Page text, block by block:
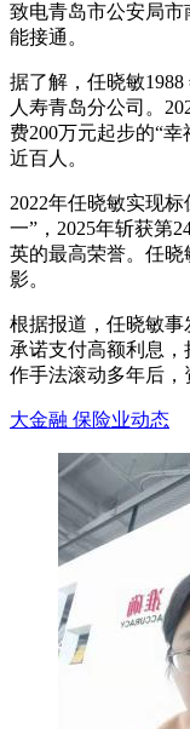
致电青岛市公安局
能接通。
据了解，任晓敏
人寿青岛分公司。
费200万元起步的“
近百人。
2022年任晓敏实现
一”，2025年斩获第
英的最高荣誉。任
影。
根据报道，任晓敏事
承诺支付高额利息
作手法滚动多年后，
大金融 保险业动态